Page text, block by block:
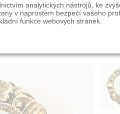
analytických nástrojů, ke
v naprostém bezpečí vašeho
funkce webových stránek.